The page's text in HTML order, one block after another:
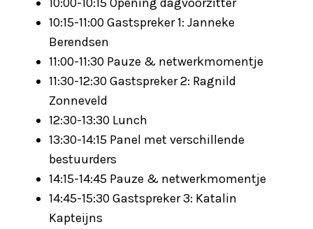
10:00-10:15 Opening dagvoorzitter
10:15-11:00 Gastspreker 1: Janneke
Berendsen
11:00-11:30 Pauze & netwerkmomentje
11:30-12:30 Gastspreker 2: Ragnild
Zonneveld
12:30-13:30 Lunch
13:30-14:15 Panel met verschillende
bestuurders
14:15-14:45 Pauze & netwerkmomentje
14:45-15:30 Gastspreker 3: Katalin
Kapteijns